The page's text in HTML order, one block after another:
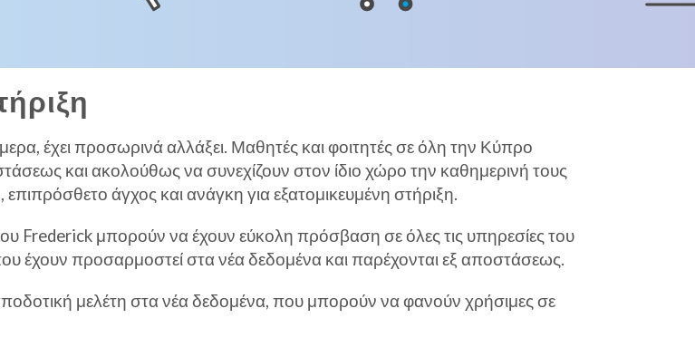
έχει προσωρινά αλλάξει. Μαθητές και φοιτητές σε όλη την Κύπρο
και ακολούθως να συνεχίζουν στον ίδιο χώρο την καθημερινή τους
άγχος και ανάγκη για εξατομικευμένη στήριξη.
Frederick μπορούν να έχουν εύκολη πρόσβαση σε όλες τις υπηρεσίες του
έχουν προσαρμοστεί στα νέα δεδομένα και παρέχονται εξ αποστάσεως.
μελέτη στα νέα δεδομένα, που μπορούν να φανούν χρήσιμες σε